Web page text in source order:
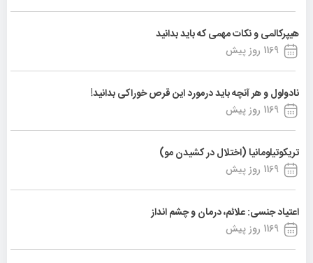
هیپرکالمی و نکات مهمی که باید بدانید
1169 روز پیش
نادولول و هر آنچه باید درمورد این قرص خوراکی بدانید!
1169 روز پیش
تریکوتیلومانیا (اختلال در کشیدن مو)
1169 روز پیش
اعتیاد جنسی: علائم، درمان و چشم انداز
1169 روز پیش